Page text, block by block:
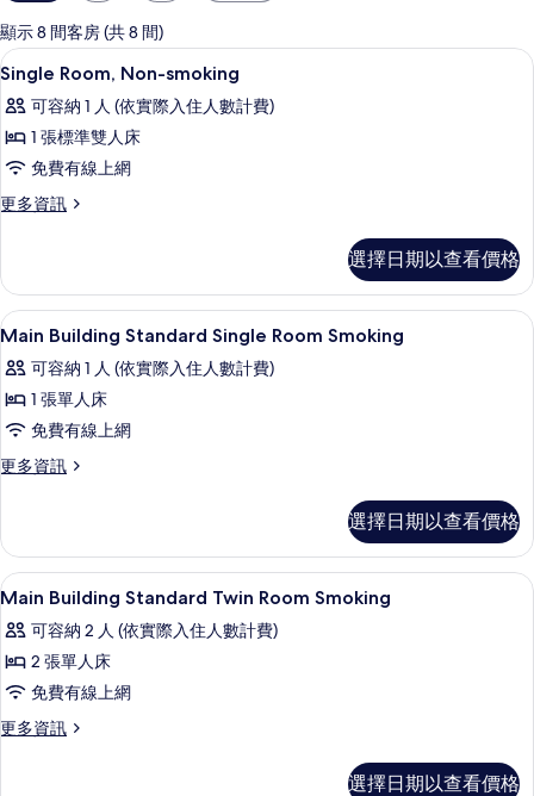
的
客
房
篩
選
條
顯示 8 間客房 (共 8 間)
顯
示
Single
Room,
Non-
smoking
有
相
片
羽絨被、客房內保險箱、書桌、筆電
6
Single Room, Non-smoking
可容納 1 人 (依實際入住人數計費)
1 張標準雙人床
免費有線上網
更多資訊
更
Non-
smoking
的
情
選擇日期以查看價格
顯
示
Main
Building
Standard
Single
的
所
有
相
片
羽絨被、客房內保險箱、書桌、筆電
1
Main Building Standard Single Room Smoking
可容納 1 人 (依實際入住人數計費)
1 張單人床
免費有線上網
更多資訊
更
Standard
Single
Room
的
詳
選擇日期以查看價格
顯
示
Main
Building
Standard
Twin
羽絨被、客房內保險箱、書桌、筆電
1
Main Building Standard Twin Room Smoking
可容納 2 人 (依實際入住人數計費)
2 張單人床
免費有線上網
更多資訊
更
選擇日期以查看價格